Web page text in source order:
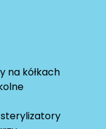
na kółkach